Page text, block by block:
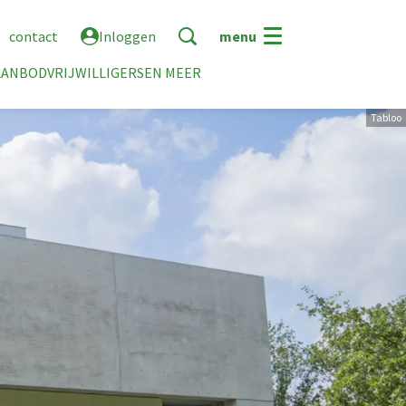
contact
Inloggen
VRIJWILLIGERSEN MEER
menu
Tabloo